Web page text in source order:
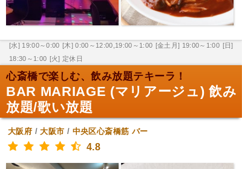
[水] 19:00～0:00 [木] 0:00～12:00,19:00～1:00 [金土月] 19:00～1:00 [日]
18:30～1:00 [火] 定休日
心斎橋で楽しむ、飲み放題テキーラ！
BAR MARIAGE (マリアージュ) 飲み
放題/歌い放題
大阪府 /大阪市 / 中央区心斎橋筋 バー
4.8